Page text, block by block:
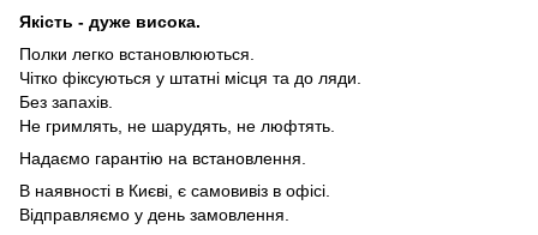
Якість - дуже висока.
Полки легко встановлюються.
Чітко фіксуються у штатні місця та до ляди.
Без запахів.
Не гримлять, не шарудять, не люфтять.
Надаємо гарантію на встановлення.
В наявності в Києві, є самовивіз в офісі.
Відправляємо у день замовлення.